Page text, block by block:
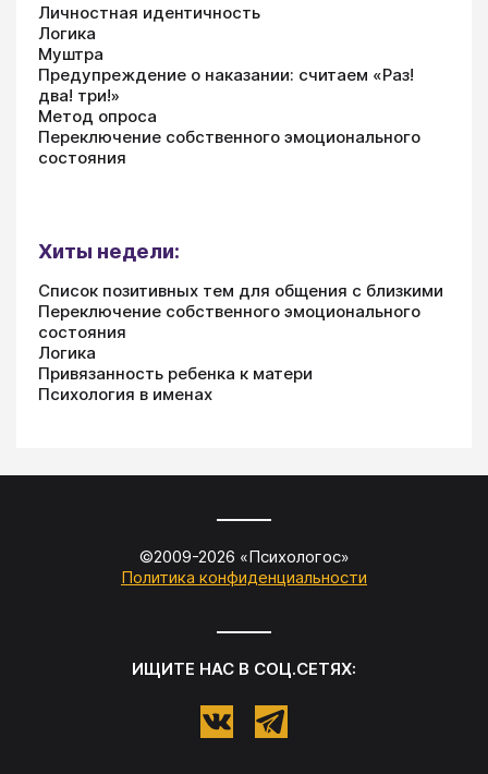
Личностная идентичность
Логика
Муштра
Предупреждение о наказании: считаем «Раз!
два! три!»
Метод опроса
Переключение собственного эмоционального
состояния
Хиты недели:
Список позитивных тем для общения с близкими
Переключение собственного эмоционального
состояния
Логика
Привязанность ребенка к матери
Психология в именах
©2009-2026 «Психологос»
Политика конфиденциальности
ИЩИТЕ НАС В СОЦ.СЕТЯХ: